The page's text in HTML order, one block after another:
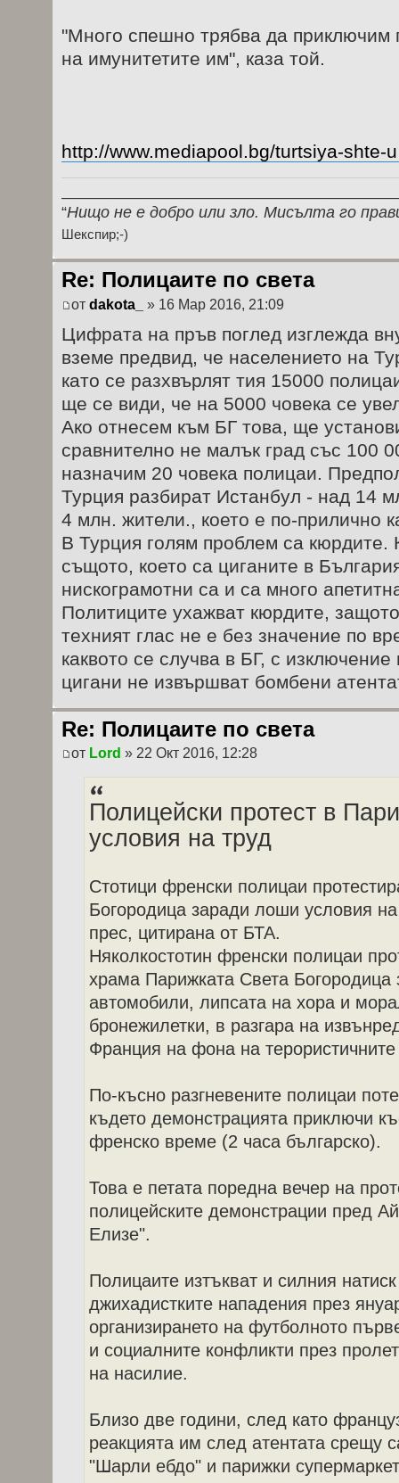
"Много спешно трябва да приключим
на имунитетите им", каза той.
http://www.mediapool.bg/turtsiya-shte-
“Нищо не е добро или зло. Мисълта го
Шекспир;-)
Re: Полицаите по света
от dakota_ » 16 Мар 2016, 21:09
Цифрата на пръв поглед изглежда
вземе предвид, че населението на
като се разхвърлят тия 15000
ще се види, че на 5000 човека се
Ако отнесем към БГ това, ще
сравнително не малък град със 100
назначим 20 човека полицаи.
Турция разбират Истанбул - над 14
4 млн. жители., което е по-прилично
В Турция голям проблем са кюрдите.
същото, което са циганите в
нискограмотни са и са много
Политиците ухажват кюрдите,
техният глас не е без значение по
каквото се случва в БГ, с
цигани не извършват бомбени
Re: Полицаите по света
от Lord » 22 Окт 2016, 12:28
Полицейски протест в
условия на труд
Стотици френски полицаи
Богородица заради лоши условия
прес, цитирана от БТА.
Няколкостотин френски полицаи
храма Парижката Света Богородица
автомобили, липсата на хора и
бронежилетки, в разгара на
Франция на фона на
По-късно разгневените полицаи
където демонстрацията приключи
френско време (2 часа българско).
Това е петата поредна вечер на
полицейските демонстрации пред
Елизе".
Полицаите изтъкват и силния
джихадистките нападения през
организирането на футболното
и социалните конфликти през
на насилие.
Близо две години, след като
реакцията им след атентата срещу
"Шарли ебдо" и парижки